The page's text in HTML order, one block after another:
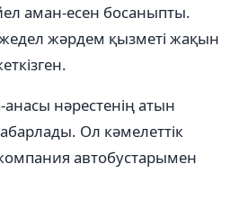
аман-есен босаныпты.
жәрдем қызметі жақын
анасы нәрестенің атын
Ол кәмелеттік
автобустарымен